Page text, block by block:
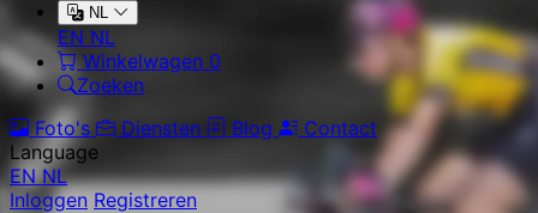
NL
EN NL
Winkelwagen 0
Zoeken
Foto's
Diensten Blog
Contact
Language
ENNL
Inloggen Registreren